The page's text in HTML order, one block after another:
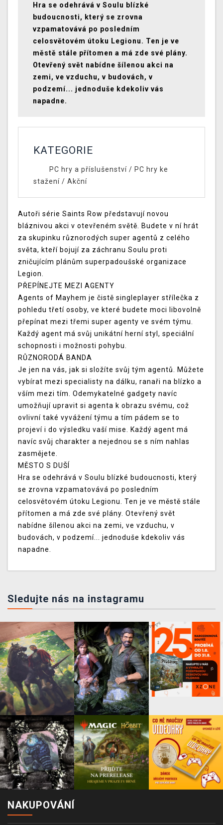
Hra se odehrává v Soulu blízké
budoucnosti, který se zrovna
vzpamatovává po posledním
celosvětovém útoku Legionu. Ten je ve
městě stále přítomen a má zde své plány.
Otevřený svět nabídne šílenou akci na
zemi, ve vzduchu, v budovách, v
podzemí... jednoduše kdekoliv vás
napadne.
KATEGORIE
PC hry a příslušenství/ PC hry ke
stažení / Akční
Autoři série Saints Row představují novou
bláznivou akci v otevřeném světě. Budete v ní hrát
za skupinku různorodých super agentů z celého
světa, kteří bojují za záchranu Soulu proti
zničujícím plánům superpadoušské organizace
Legion.
PŘEPÍNEJTE MEZI AGENTY
Agents of Mayhem je čistě singleplayer střílečka z
pohledu třetí osoby, ve které budete moci libovolně
přepínat mezi třemi super agenty ve svém týmu.
Každý agent má svůj unikátní herní styl, speciální
schopnosti i možnosti pohybu.
RŮZNORODÁ BANDA
Je jen na vás, jak si složíte svůj tým agentů. Můžete
vybírat mezi specialisty na dálku, ranaři na blízko a
vším mezi tím. Odemykatelné gadgety navíc
umožňují upravit si agenta k obrazu svému, což
ovlivní také vyvážení týmu a tím pádem se to
projeví i do výsledku vaší mise. Každý agent má
navíc svůj charakter a nejednou se s ním nahlas
zasmějete.
MĚSTO S DUŠÍ
Hra se odehrává v Soulu blízké budoucnosti, který
se zrovna vzpamatovává po posledním
celosvětovém útoku Legionu. Ten je ve městě stále
přítomen a má zde své plány. Otevřený svět
nabídne šílenou akci na zemi, ve vzduchu, v
budovách, v podzemí... jednoduše kdekoliv vás
napadne.
Sledujte nás na instagramu
NAKUPOVÁNÍ